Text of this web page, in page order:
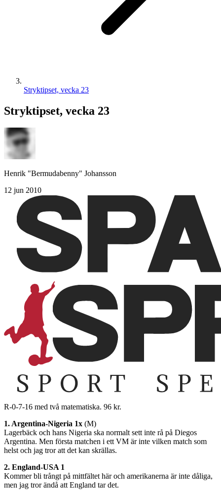
Stryktipset, vecka 23
Stryktipset, vecka 23
Henrik "Bermudabenny" Johansson
12 jun 2010
R-0-7-16 med två matematiska. 96 kr.
1. Argentina-Nigeria 1x (M)
Lagerbäck och hans Nigeria ska normalt sett inte rå på Diegos
Argentina. Men första matchen i ett VM är inte vilken match som
helst och jag tror att det kan skrällas.
2. England-USA 1
Kommer bli trångt på mittfältet här och amerikanerna är inte dåliga,
men jag tror ändå att England tar det.